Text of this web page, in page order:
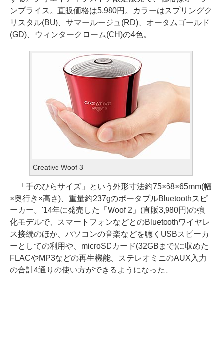
ンプライス。直販価格は5,980円。カラーはスプリングク
リスタル(BU)、サマールージュ(RD)、オータムゴールド
(GD)、ウィンタークローム(CH)の4色。
Creative Woof 3
「手のひらサイズ」という外形寸法約75×68×65mm(幅
×奥行き×高さ)、重量約237gのポータブルBluetoothスピ
ーカー。'14年に発売した「Woof 2」(直販3,980円)の強
化モデルで、スマートフォンなどとのBluetoothワイヤレ
ス接続のほか、パソコンの音楽などを聴くUSBスピーカ
ーとしての利用や、microSDカード(32GBまで)に収めた
FLACやMP3などの再生機能、ステレオミニのAUX入力
の合計4通りの使い方ができるようになった。